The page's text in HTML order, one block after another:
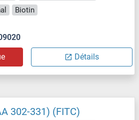
Biotin
Détails
302-331) (FITC)